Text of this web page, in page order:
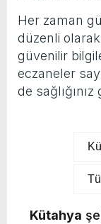
Her zaman
düzenli
güvenilir
eczaneler
de
Kütahya